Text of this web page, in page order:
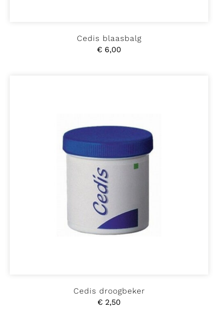
Cedis blaasbalg
€ 6,00
Cedis droogbeker
€ 2,50